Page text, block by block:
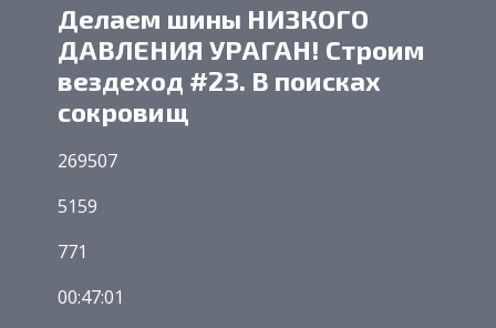
Делаем шины НИЗКОГО
ДАВЛЕНИЯ УРАГАН! Строим
вездеход #23. В поисках
сокровищ
269507
5159
771
00:47:01